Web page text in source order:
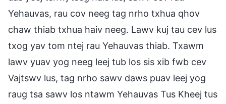
Yehauvas, rau cov neeg tag nrho txhua qhov
chaw thiab txhua haiv neeg. Lawv kuj tau cev lus
txog yav tom ntej rau Yehauvas thiab. Txawm
lawv yuav yog neeg leej tub los sis xib fwb cev
Vajtswv lus, tag nrho sawv daws puav leej yog
raug tsa sawv los ntawm Yehauvas Tus Kheej tus